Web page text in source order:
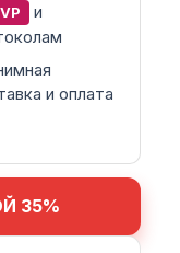
и
и оплата
35%